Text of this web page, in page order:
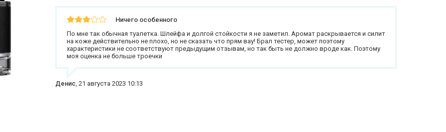
Ничего особенного
По мне так обычная туалетка. Шлейфа и долгой стойкости я не заметил. Аромат раскрывается и силит
на коже действительно не плохо, но не сказать что прям вау! Брал тестер, может поэтому
характеристики не соответствуют предыдущим отзывам, но так быть не должно вроде как. Поэтому
моя оценка не больше троечки
Денис, 21 августа 2023 10:13